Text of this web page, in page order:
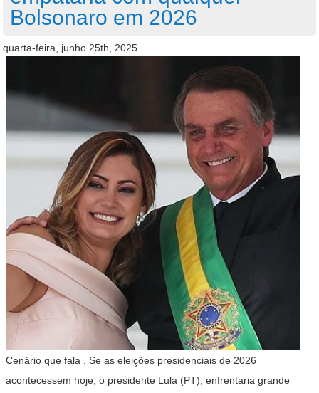
Bolsonaro em 2026
quarta-feira, junho 25th, 2025
Cenário que fala . Se as eleições presidenciais de 2026
acontecessem hoje, o presidente Lula (PT), enfrentaria grande